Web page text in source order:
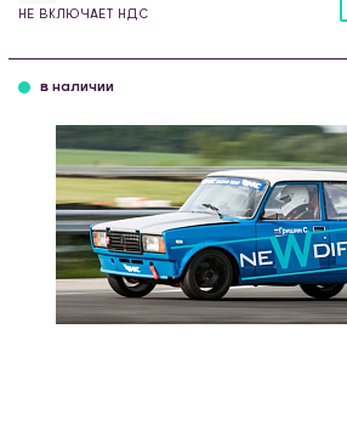
НЕ ВКЛЮЧАЕТ НДС
в наличии